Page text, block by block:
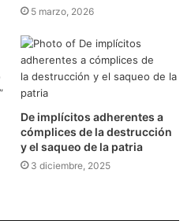
5 marzo, 2026
De implícitos adherentes a
cómplices de la destrucción
y el saqueo de la patria
3 diciembre, 2025